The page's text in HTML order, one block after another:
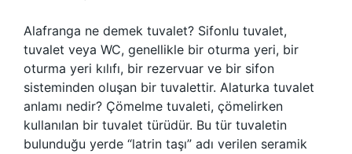
Alafranga ne demek tuvalet? Sifonlu tuvalet,
tuvalet veya WC, genellikle bir oturma yeri, bir
oturma yeri kılıfı, bir rezervuar ve bir sifon
sisteminden oluşan bir tuvalettir. Alaturka tuvalet
anlamı nedir? Çömelme tuvaleti, çömelirken
kullanılan bir tuvalet türüdür. Bu tür tuvaletin
bulunduğu yerde “latrin taşı” adı verilen seramik